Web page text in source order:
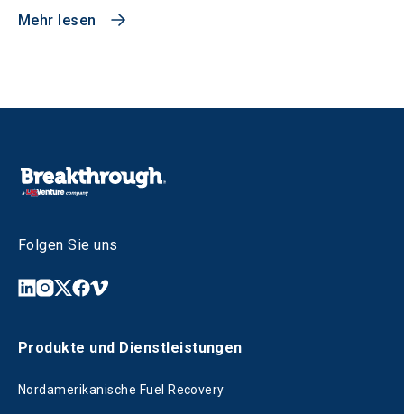
Mehr lesen
Folgen Sie uns
Produkte und Dienstleistungen
Nordamerikanische Fuel Recovery